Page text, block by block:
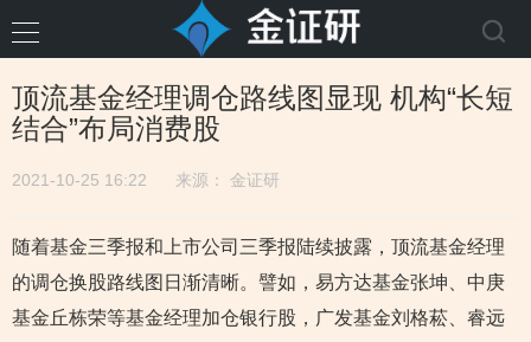
顶流基金经理调仓路线图显现 机构“长短
结合”布局消费股
2021-10-25 16:22 来源： 金证研
随着基金三季报和上市公司三季报陆续披露，顶流基金经理
的调仓换股路线图日渐清晰。譬如，易方达基金张坤、中庚
基金丘栋荣等基金经理加仓银行股，广发基金刘格菘、睿远